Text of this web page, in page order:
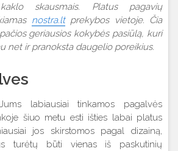
skausmais. Platus pagavių
nostra.ltprekybos vietoje. Čia
geriausios kokybės pasiūlą, kuri
net ir pranoksta daugelio poreikius.
labiausiai tinkamos pagalvės
šiuo metu esti išties labai platus
jos skirstomos pagal dizainą,
turėtų būti vienas iš paskutinių